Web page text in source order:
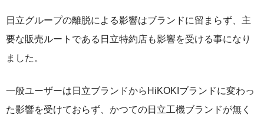
日立グループの離脱による影響はブランドに留まらず、主
要な販売ルートである日立特約店も影響を受ける事になり
ました。
一般ユーザーは日立ブランドからHiKOKIブランドに変わっ
た影響を受けておらず、かつての日立工機ブランドが無く